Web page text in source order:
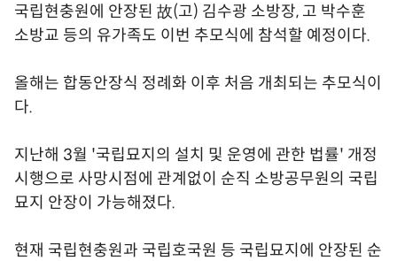
국립현충원에 안장된 故(고) 김수광 소방장, 고 박수훈
소방교 등의 유가족도 이번 추모식에 참석할 예정이다.
올해는 합동안장식 정례화 이후 처음 개최되는 추모식이
다.
지난해 3월 '국립묘지의 설치 및 운영에 관한 법률' 개정
시행으로 사망시점에 관계없이 순직 소방공무원의 국립
묘지 안장이 가능해졌다.
현재 국립현충원과 국립호국원 등 국립묘지에 안장된 순